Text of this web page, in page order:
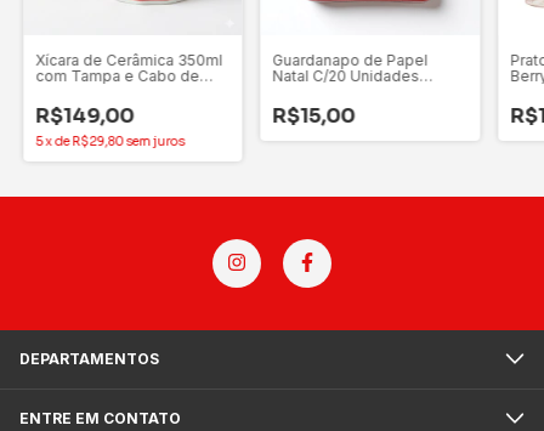
Xícara de Cerâmica 350ml
com Tampa e Cabo de
R$149,00
5xdeR$29,80sem juros
Guardanapo de Papel
Natal C/20 Unidades
R$15,00
DEPARTAMENTOS
ENTRE EM CONTATO